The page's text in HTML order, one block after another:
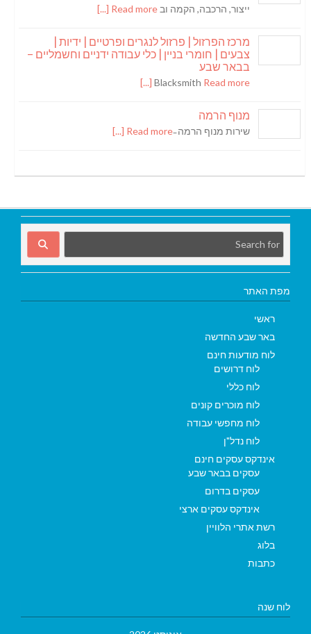
ייצור, הרכבה, הקמה וב Read more [...]
מרכז הפרזול | פרזול לנגרים ופרטיים | ידיות |
צבעים | חומרי בניין | כלי עבודה ידניים וחשמליים –
בבאר שבע
Blacksmith Read more [...]
מנוף הרמה
שירות מנוף הרמה ̵Read more [...]
מפת האתר
ראשי
באר שבע החדשה
לוח מודעות חינם
לוח דרושים
לוח כללי
לוח מוכרים קונים
לוח מחפשי עבודה
לוח נדל"ן
אינדקס עסקים חינם
עסקים בבאר שבע
עסקים בדרום
אינדקס עסקים ארצי
רשת אתרי הלוויין
בלוג
כתבות
לוח שנה